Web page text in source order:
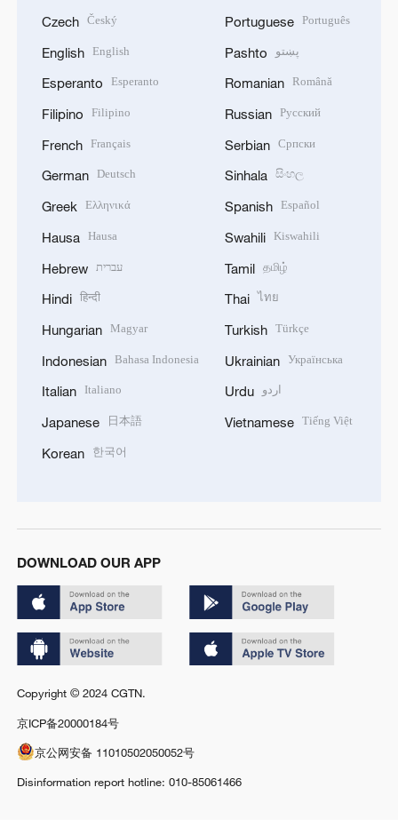
Czech Český
English English
Esperanto Esperanto
Filipino Filipino
French Français
German Deutsch
Greek Ελληνικά
Hausa Hausa
Hebrew עברית
Hindi हिन्दी
Hungarian Magyar
Indonesian Bahasa Indonesia
Italian Italiano
Japanese 日本語
Korean 한국어
Portuguese Português
Pashto پښتو
Romanian Română
Russian Русский
Serbian Српски
Sinhala සිංහල
Spanish Español
Swahili Kiswahili
Tamil தமிழ்
Thai ไทย
Turkish Türkçe
Ukrainian Українська
Urdu اردو
Vietnamese Tiếng Việt
DOWNLOAD OUR APP
Copyright © 2024 CGTN.
京ICP备20000184号
京公网安备 11010502050052号
Disinformation report hotline: 010-85061466